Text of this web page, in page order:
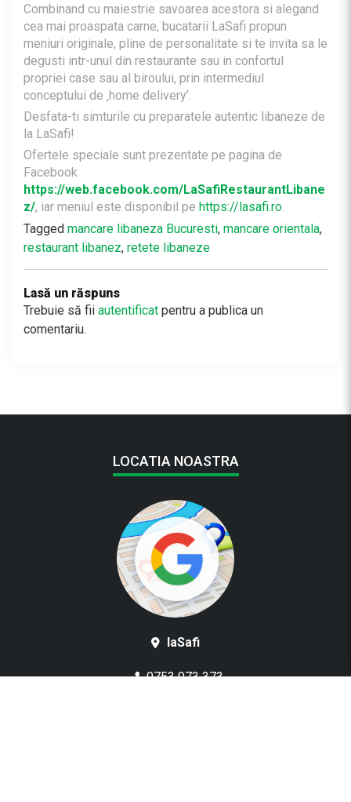
Combinand cu maiestrie savoarea acestora si alegand
cea mai proaspata carne, bucatarii LaSafi propun
meniuri originale, pline de personalitate si te invita sa le
degusti intr-unul din restaurante sau in confortul
propriei case sau al biroului, prin intermediul
conceptului de ‚home delivery’.
Desfata-ti simturile cu preparatele autentic libaneze de
la LaSafi!
Ofertele speciale sunt prezentate pe pagina de
Facebook
https://web.facebook.com/LaSafiRestaurantLibane
z/, iar meniul este disponibil pe https://lasafi.ro
Tagged mancare libaneza Bucuresti, mancare orientala,
restaurant libanez, retete libaneze
Lasă un răspuns
Trebuie să fii autentificat pentru a publica un
comentariu.
LOCATIA NOASTRA
laSafi
0753 073 373